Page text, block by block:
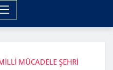
MÜCADELE ŞEHRİ